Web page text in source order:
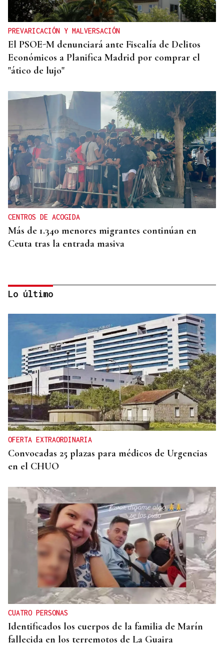
PREVARICACIÓN Y MALVERSACIÓN
El PSOE-M denunciará ante Fiscalía de Delitos
Económicos a Planifica Madrid por comprar el
"ático de lujo"
CENTROS DE ACOGIDA
Más de 1.340 menores migrantes continúan en
Ceuta tras la entrada masiva
AUSENCIA DE MARLASKA Y ROBLES
El PP denuncia que el Gobierno no haya pedido
más medios a Europa para atajar la crisis en Ceuta
Lo último
OFERTA EXTRAORDINARIA
Convocadas 25 plazas para médicos de Urgencias
en el CHUO
CUATRO PERSONAS
Identificados los cuerpos de la familia de Marín
fallecida en los terremotos de La Guaira